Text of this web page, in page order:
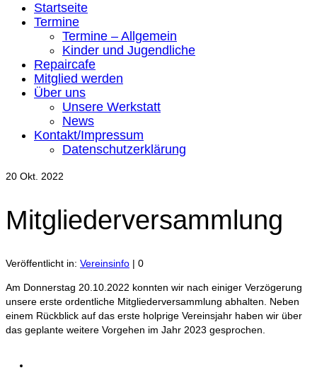
Startseite
Termine
Termine – Allgemein
Kinder und Jugendliche
Repaircafe
Mitglied werden
Über uns
Unsere Werkstatt
News
Kontakt/Impressum
Datenschutzerklärung
20 Okt. 2022
Mitgliederversammlung
Veröffentlicht in: Vereinsinfo | 0
Am Donnerstag 20.10.2022 konnten wir nach einiger Verzögerung
unsere erste ordentliche Mitgliederversammlung abhalten. Neben
einem Rückblick auf das erste holprige Vereinsjahr haben wir über
das geplante weitere Vorgehen im Jahr 2023 gesprochen.